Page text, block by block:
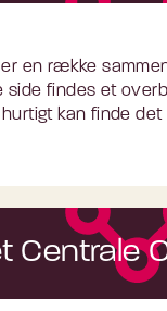
er en række
findes et
kan finde
Centrale